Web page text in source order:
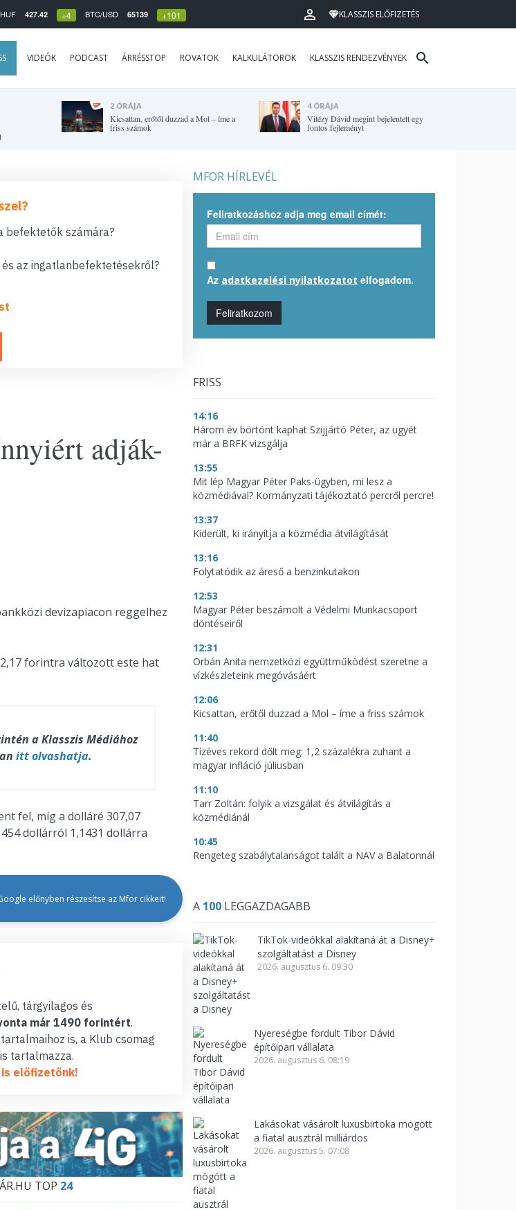
427.42 +4 BTC/USD 65139 +101 KLASSZIS ELŐFIZETÉS
VIDEÓK PODCAST ÁRRÉSSTOP ROVATOK KALKULÁTOROK KLASSZIS RENDEZVÉNYEK
2 ÓRÁJA
Kicsattan, erőtől duzzad a Mol – íme a
friss számok
4 ÓRÁJA
Vitézy Dávid megint bejelentett egy
fontos fejleményt
befektetők számára?
az ingatlanbefektetésekről?
adják-
devizapiacon reggelhez
forintra változott este hat
a Klasszis Médiához
itt olvashatja.
fel, míg a dolláré 307,07
dollárról 1,1431 dollárra
előnyben részesítse az Mfor cikkeit!
tárgyilagos és
már 1490 forintért.
tartalmaihoz is, a Klub csomag
tartalmazza.
is előfizetőnk!
TOP 24
MFOR HÍRLEVÉL
Feliratkozáshoz adja meg email címét:
Az adatkezelési nyilatkozatot elfogadom.
Feliratkozom
FRISS
14:16
Három év börtönt kaphat Szijjártó Péter, az ügyét
már a BRFK vizsgálja
13:55
Mit lép Magyar Péter Paks-ügyben, mi lesz a
közmédiával? Kormányzati tájékoztató percről percre!
13:37
Kiderült, ki irányítja a közmédia átvilágítását
13:16
Folytatódik az áreső a benzinkutakon
12:53
Magyar Péter beszámolt a Védelmi Munkacsoport
döntéseiről
12:31
Orbán Anita nemzetközi együttműködést szeretne a
vízkészleteink megóvásáért
12:06
Kicsattan, erőtől duzzad a Mol – íme a friss számok
11:40
Tízéves rekord dőlt meg: 1,2 százalékra zuhant a
magyar infláció júliusban
11:10
Tarr Zoltán: folyik a vizsgálat és átvilágítás a
közmédiánál
10:45
Rengeteg szabálytalanságot talált a NAV a Balatonnál
A 100 LEGGAZDAGABB
TikTok-videókkal alakítaná át a Disney+
szolgáltatást a Disney
2026. augusztus 6. 09:30
Nyereségbe fordult Tibor Dávid
építőipari vállalata
2026. augusztus 6. 08:19
Lakásokat vásárolt luxusbirtoka mögött
a fiatal ausztrál milliárdos
2026. augusztus 5. 07:08